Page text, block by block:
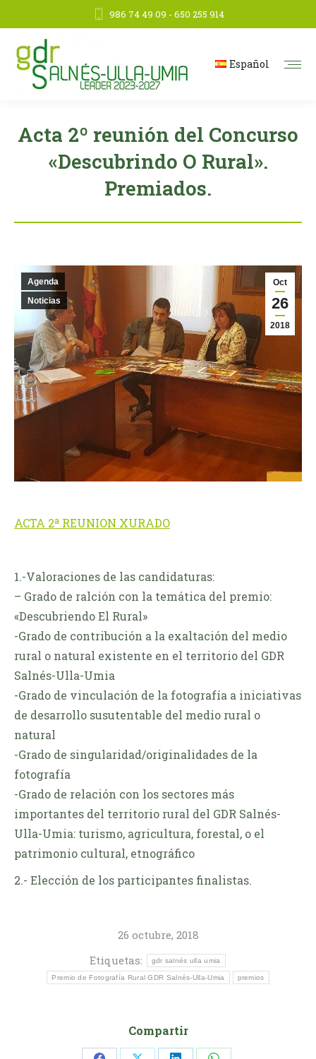
986 74 49 09 - 650 255 914
Español
Acta 2º reunión del Concurso
«Descubrindo O Rural».
Premiados.
Oct
26
2018
Agenda
Noticias
ACTA 2ª REUNION XURADO
1.-Valoraciones de las candidaturas:
– Grado de ralción con la temática del premio:
«Descubriendo El Rural»
-Grado de contribución a la exaltación del medio
rural o natural existente en el territorio del GDR
Salnés-Ulla-Umia
-Grado de vinculación de la fotografía a iniciativas
de desarrollo susutentable del medio rural o
natural
-Grado de singularidad/originalidades de la
fotografía
-Grado de relación con los sectores más
importantes del territorio rural del GDR Salnés-
Ulla-Umia: turismo, agricultura, forestal, o el
patrimonio cultural, etnográfico
2.- Elección de los participantes finalistas.
26 octubre, 2018
Etiquetas:
gdr salnés ulla umia
Premio de Fotografía Rural GDR Salnés-Ulla-Umia premios
Compartir